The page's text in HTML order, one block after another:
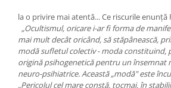
la o privire mai atentă... Ce riscurile enunţă
„Ocultismul, oricare i-ar fi forma de
mai mult decât oricând, să stăpânească,
modă sufletul colectiv - moda constituind,
origină psihogenetică pentru un însemnat
neuro-psihiatrice. Această „modă" este
„Pericolul cel mare constă, tocmai, în